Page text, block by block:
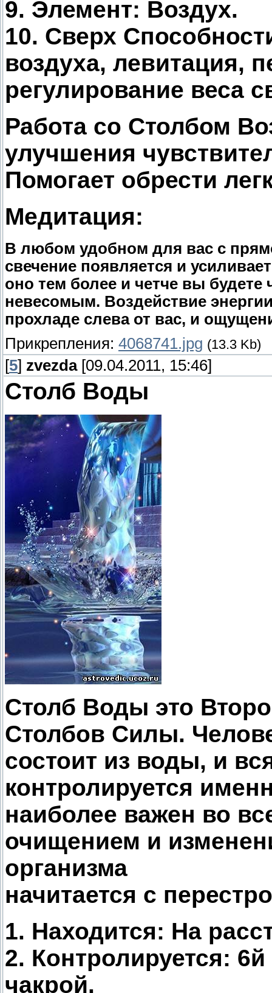
9. Элемент: Воздух.
10. Сверх
воздуха, левитация,
регулирование веса
Работа со Столбом
улучшения
Помогает обрести
Медитация:
В любом удобном для вас с
свечение появляется и
оно тем более и четче вы
невесомым. Воздействие
прохладе слева от вас, и
Прикрепления: 4068741.jpg (13.3 Kb)
[5] zvezda[09.04.2011, 15:46]
Столб Воды
Столб Воды это
Столбов Силы.
состоит из воды, и
контролируется
наиболее важен во
очищением и
организма
начитается с
1. Находится: На
2. Контролируется:
чакрой.